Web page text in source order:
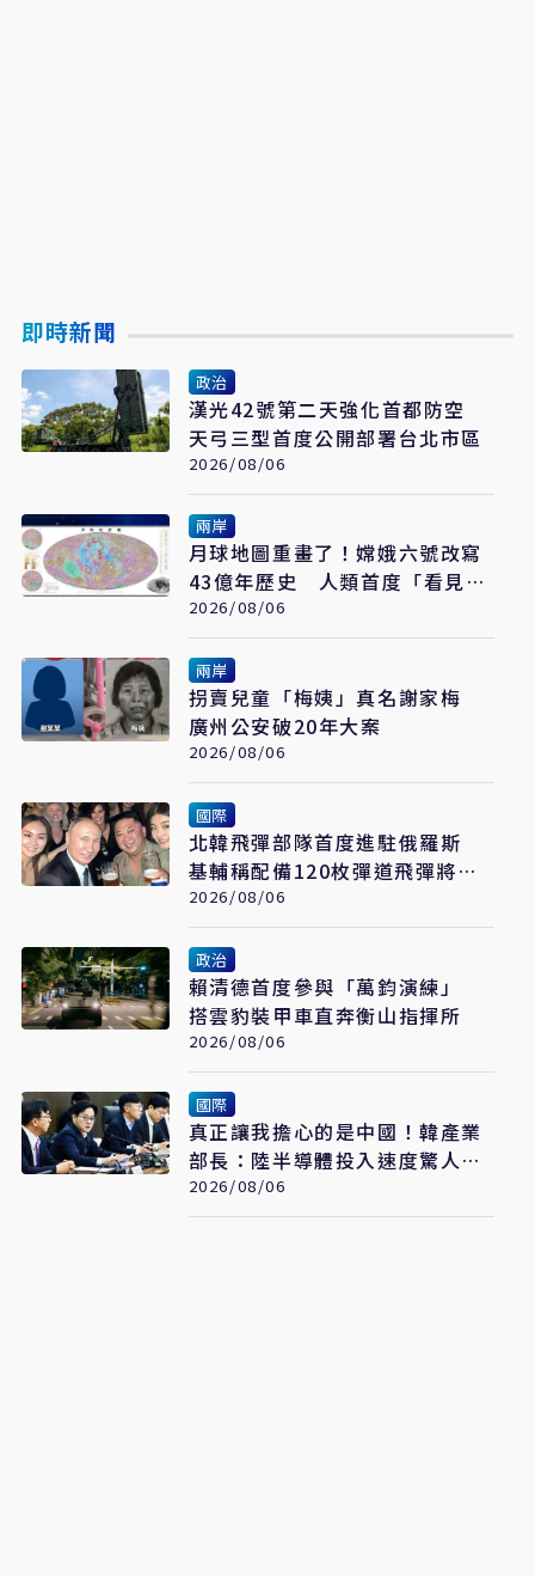
即時新聞
政治
漢光42號第二天強化首都防空
天弓三型首度公開部署台北市區
2026/08/06
兩岸
月球地圖重畫了！嫦娥六號改寫
43億年歷史 人類首度「看見」
月球深部
2026/08/06
兩岸
拐賣兒童「梅姨」真名謝家梅
廣州公安破20年大案
2026/08/06
國際
北韓飛彈部隊首度進駐俄羅斯
基輔稱配備120枚彈道飛彈將攻
擊烏克蘭
2026/08/06
政治
賴清德首度參與「萬鈞演練」
搭雲豹裝甲車直奔衡山指揮所
2026/08/06
國際
真正讓我擔心的是中國！韓產業
部長：陸半導體投入速度驚人
三星、SK海力士恐失領先優勢
2026/08/06